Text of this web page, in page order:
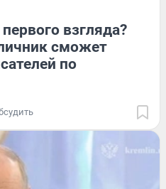
взгляда?
сможет
по